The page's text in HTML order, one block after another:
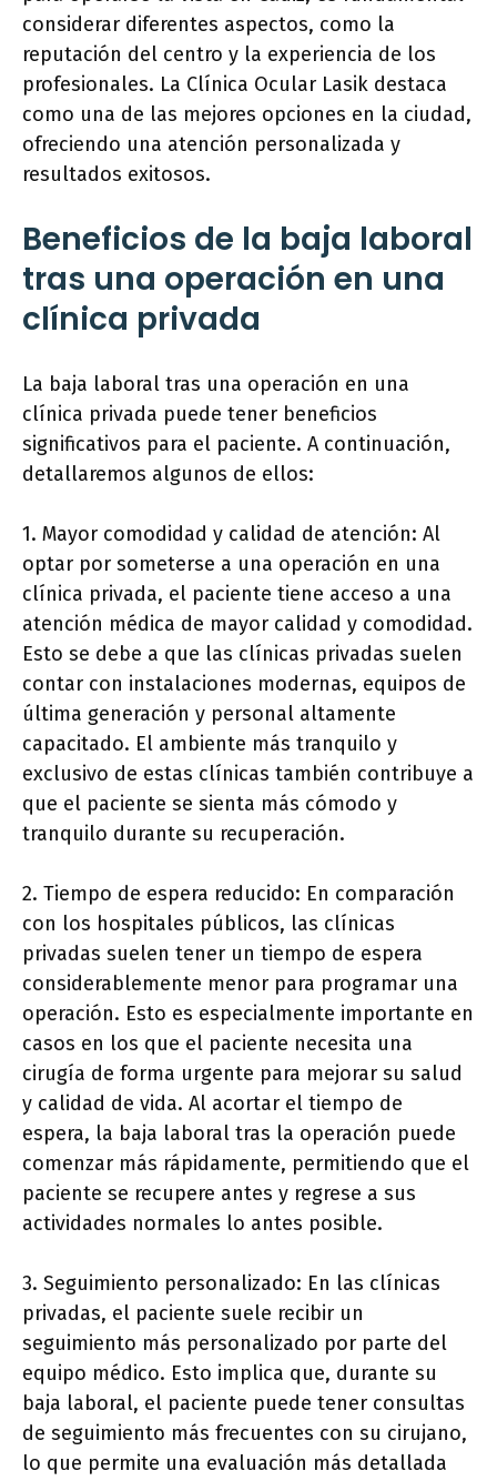
considerar diferentes aspectos, como la
reputación del centro y la experiencia de los
profesionales. La Clínica Ocular Lasik destaca
como una de las mejores opciones en la ciudad,
ofreciendo una atención personalizada y
resultados exitosos.
Beneficios de la baja laboral
tras una operación en una
clínica privada
La baja laboral tras una operación en una
clínica privada puede tener beneficios
significativos para el paciente. A continuación,
detallaremos algunos de ellos:
1. Mayor comodidad y calidad de atención: Al
optar por someterse a una operación en una
clínica privada, el paciente tiene acceso a una
atención médica de mayor calidad y comodidad.
Esto se debe a que las clínicas privadas suelen
contar con instalaciones modernas, equipos de
última generación y personal altamente
capacitado. El ambiente más tranquilo y
exclusivo de estas clínicas también contribuye a
que el paciente se sienta más cómodo y
tranquilo durante su recuperación.
2. Tiempo de espera reducido: En comparación
con los hospitales públicos, las clínicas
privadas suelen tener un tiempo de espera
considerablemente menor para programar una
operación. Esto es especialmente importante en
casos en los que el paciente necesita una
cirugía de forma urgente para mejorar su salud
y calidad de vida. Al acortar el tiempo de
espera, la baja laboral tras la operación puede
comenzar más rápidamente, permitiendo que el
paciente se recupere antes y regrese a sus
actividades normales lo antes posible.
3. Seguimiento personalizado: En las clínicas
privadas, el paciente suele recibir un
seguimiento más personalizado por parte del
equipo médico. Esto implica que, durante su
baja laboral, el paciente puede tener consultas
de seguimiento más frecuentes con su cirujano,
lo que permite una evaluación más detallada